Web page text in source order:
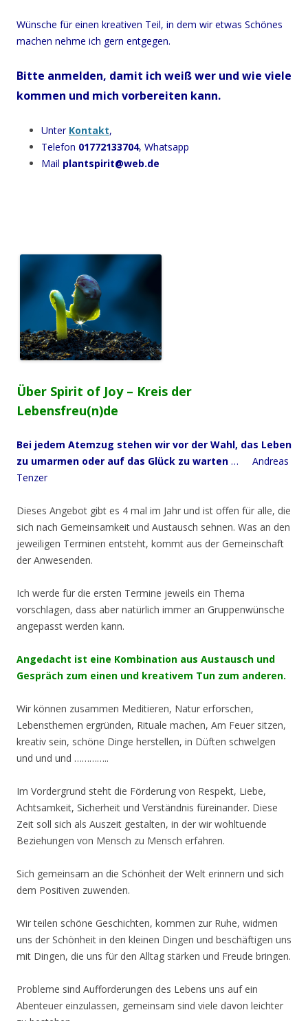
Wünsche für einen kreativen Teil, in dem wir etwas Schönes
machen nehme ich gern entgegen.
Bitte anmelden, damit ich weiß wer und wie viele
kommen und mich vorbereiten kann.
Unter Kontakt,
Telefon 01772133704, Whatsapp
Mail plantspirit@web.de
Über Spirit of Joy – Kreis der
Lebensfreu(n)de
Bei jedem Atemzug stehen wir vor der Wahl, das Leben
zu umarmen oder auf das Glück zu warten … Andreas
Tenzer
Dieses Angebot gibt es 4 mal im Jahr und ist offen für alle, die
sich nach Gemeinsamkeit und Austausch sehnen. Was an den
jeweiligen Terminen entsteht, kommt aus der Gemeinschaft
der Anwesenden.
Ich werde für die ersten Termine jeweils ein Thema
vorschlagen, dass aber natürlich immer an Gruppenwünsche
angepasst werden kann.
Angedacht ist eine Kombination aus Austausch und
Gespräch zum einen und kreativem Tun zum anderen.
Wir können zusammen Meditieren, Natur erforschen,
Lebensthemen ergründen, Rituale machen, Am Feuer sitzen,
kreativ sein, schöne Dinge herstellen, in Düften schwelgen
und und und …………..
Im Vordergrund steht die Förderung von Respekt, Liebe,
Achtsamkeit, Sicherheit und Verständnis füreinander. Diese
Zeit soll sich als Auszeit gestalten, in der wir wohltuende
Beziehungen von Mensch zu Mensch erfahren.
Sich gemeinsam an die Schönheit der Welt erinnern und sich
dem Positiven zuwenden.
Wir teilen schöne Geschichten, kommen zur Ruhe, widmen
uns der Schönheit in den kleinen Dingen und beschäftigen uns
mit Dingen, die uns für den Alltag stärken und Freude bringen.
Probleme sind Aufforderungen des Lebens uns auf ein
Abenteuer einzulassen, gemeinsam sind viele davon leichter